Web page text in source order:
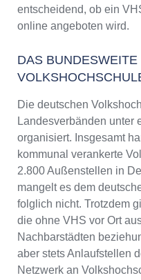
entscheidend, ob ein
online angeboten wird.
DAS
Die deutschen
Landesverbänden unter
organisiert. Insgesamt
kommunal verankerte
2.800 Außenstellen in
mangelt es dem
folglich nicht. Trotzdem
die ohne VHS vor Ort
Nachbarstädten
aber stets Anlaufstellen
Netzwerk an